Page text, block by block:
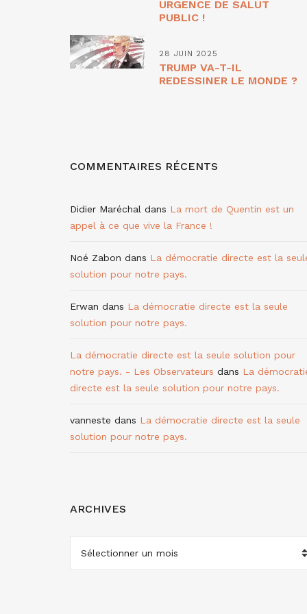
URGENCE DE SALUT
PUBLIC !
28 JUIN 2025
TRUMP VA-T-IL
REDESSINER LE MONDE ?
COMMENTAIRES RÉCENTS
Didier Maréchal dans La mort de Quentin est un
appel à ce que vive la France !
Noé Zabon dans La démocratie directe est la
solution pour notre pays.
Erwan dans La démocratie directe est la seule
solution pour notre pays.
La démocratie directe est la seule solution pour
notre pays. - Les Observateurs dans La
directe est la seule solution pour notre pays.
vanneste dans La démocratie directe est la seule
solution pour notre pays.
ARCHIVES
ARCHIVES